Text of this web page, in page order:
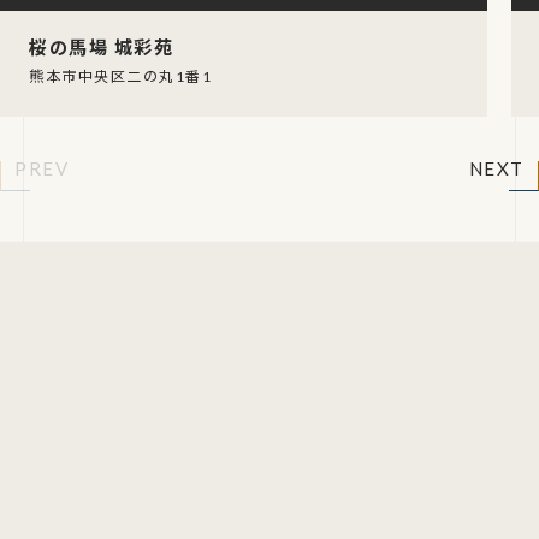
桜の馬場 城彩苑
熊本市中央区二の丸1番1
PREV NEXT